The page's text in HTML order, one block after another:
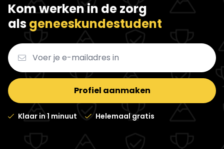
Kom werken in de zorg
alsgeneeskundestudent
Profiel aanmaken
Klaar in 1 minuut Helemaal gratis